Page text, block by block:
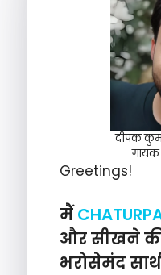
दीपक
गायक
Greetings!
मैं
और सीखने की
भरोसेमंद